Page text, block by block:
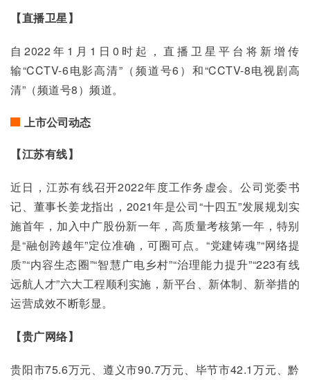
【直播卫星】
自2022年1月1日0时起，直播卫星平台将新增传
输“CCTV-6电影高清”（频道号6）和“CCTV-8电视剧高
清”（频道号8）频道。
上市公司动态
【江苏有线】
近日，江苏有线召开2022年度工作务虚会。公司党委书
记、董事长姜龙指出，2021年是公司“十四五”发展规划实
施首年，加入中广股份新一年，高质量考核第一年，特别
是“融创跨越年”定位准确，可圈可点。“党建铸魂”“网络提
质”“内容生态圈”“智慧广电乡村”“治理能力提升”“223有线
远航人才”六大工程顺利实施，新平台、新体制、新举措的
运营成效不断彰显。
【贵广网络】
贵阳市75.6万元、遵义市90.7万元、毕节市42.1万元、黔